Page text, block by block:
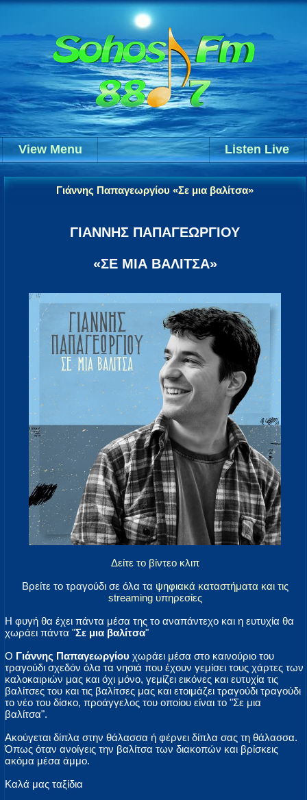
Listen Live
View Menu
Γιάννης Παπαγεωργίου «Σε μια βαλίτσα»
ΓΙΑΝΝΗΣ ΠΑΠΑΓΕΩΡΓΙΟΥ
«ΣΕ ΜΙΑ ΒΑΛΙΤΣΑ»
Δείτε το βίντεο κλιπ
Βρείτε το τραγούδι σε όλα τα ψηφιακά καταστήματα και τις
streaming υπηρεσίες
Η φυγή θα έχει πάντα μέσα της το αναπάντεχο και η ευτυχία θα
χωράει πάντα "Σε μια βαλίτσα"
Ο Γιάννης Παπαγεωργίου χωράει μέσα στο καινούριο του
τραγούδι σχεδόν όλα τα νησιά που έχουν γεμίσει τους χάρτες των
καλοκαιριών μας και όχι μόνο, γεμίζει εικόνες και ευτυχία τις
βαλίτσες του και τις βαλίτσες μας και ετοιμάζει τραγούδι τραγούδι
το νέο του δίσκο, προάγγελος του οποίου είναι το "Σε μια
βαλίτσα".
Ακούγεται δίπλα στην θάλασσα ή φέρνει δίπλα σας τη θάλασσα.
Όπως όταν ανοίγεις την βαλίτσα των διακοπών και βρίσκεις
ακόμα μέσα άμμο.
Καλά μας ταξίδια